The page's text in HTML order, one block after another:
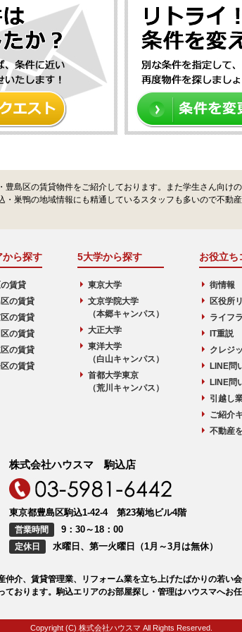
島区の賃貸物件をご紹介しております。また学生さん向け
巣鴨の地域情報にも精通しているスタッフも多いので不動
から探す
賃貸
の賃貸
の賃貸
の賃貸
の賃貸
の賃貸
5大学から探す
東京大学
文京学院大学
（本郷キャンパス）
大正大学
東洋大学
（白山キャンパス）
首都大学東京
（荒川キャンパス）
お役立ち
街情報
区役所
ライフ
IT重説
クレジ
LINE問
LINE問
引越し
ご紹介
不動産
株式会社ハウスマ 駒込店
東京都豊島区駒込1-42-4 第23菊地ビル4階
営業時間 9：30～18：00
定休日 水曜日、第一火曜日（1月～3月は無休）
介、賃貸管理業、リフォーム業を立ち上げたばかりの若い
おります。駒込エリアのお部屋探し・管理はハウスマへお任
Copyright (C) 株式会社ハウスマ All Rights Reserved.